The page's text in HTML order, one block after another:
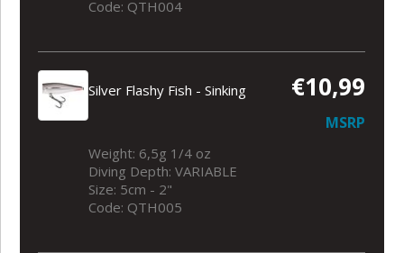
Code: QTH004
Silver Flashy Fish - Sinking €10,99
MSRP
Weight: 6,5g 1/4 oz
Diving Depth: VARIABLE
Size: 5cm - 2"
Code: QTH005